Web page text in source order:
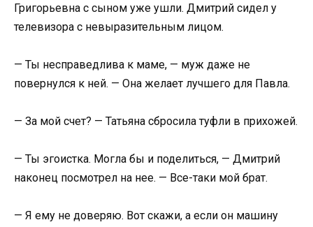
Григорьевна с сыном уже ушли. Дмитрий сидел у
телевизора с невыразительным лицом.
— Ты несправедлива к маме, — муж даже не
повернулся к ней. — Она желает лучшего для Павла.
— За мой счет? — Татьяна сбросила туфли в прихожей.
— Ты эгоистка. Могла бы и поделиться, — Дмитрий
наконец посмотрел на нее. — Все-таки мой брат.
— Я ему не доверяю. Вот скажи, а если он машину